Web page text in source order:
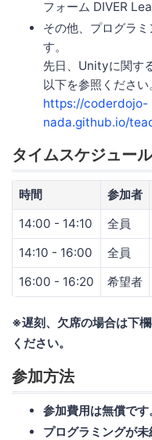
フォーム DIVER
その他、プログラ
す。
先日、Unityに関す
以下を参照ください
https://coderdojo-
nada.github.io/
タイムスケジュー
時間 参加者
14:00 - 14:10
全員
14:10 - 16:00
全員
16:00 - 16:20
希望者
※遅刻、欠席の場合は下
ください。
参加方法
参加費用は無償です
プログラミングが未